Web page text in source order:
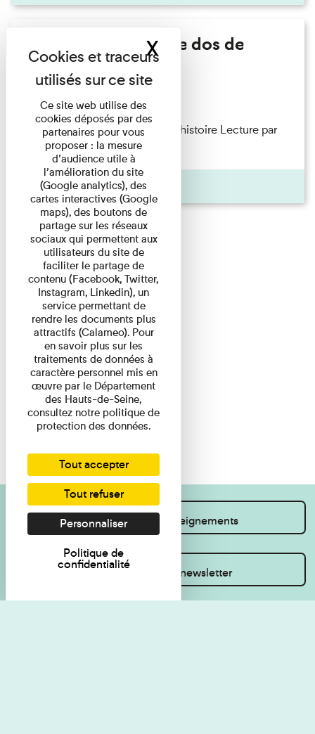
Philippe Artières - Le dos de
l'histoire
Lecture
Philippe Artières — Le dos de l’histoire Lecture par
l’auteur accompagné de ...
Pages
Je souhaite des renseignements
Inscrivez-vous à la newsletter
Ce site web utilise des
cookies déposés par des
partenaires pour vous
proposer : la mesure
d’audience utile à
l’amélioration du site
(Google analytics), des
cartes interactives (Google
maps), des boutons de
partage sur les réseaux
sociaux qui permettent aux
utilisateurs du site de
faciliter le partage de
contenu (Facebook, Twitter,
Instagram, Linkedin), un
service permettant de
rendre les documents plus
attractifs (Calameo). Pour
en savoir plus sur les
traitements de données à
caractère personnel mis en
œuvre par le Département
des Hauts-de-Seine,
consultez notre politique de
protection des données.
Tout accepter
Tout refuser
Personnaliser
Politique de
confidentialité
XMasquer le